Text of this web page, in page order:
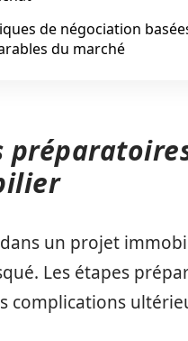
de négociation
du marché
dans un projet
Les étapes
complications